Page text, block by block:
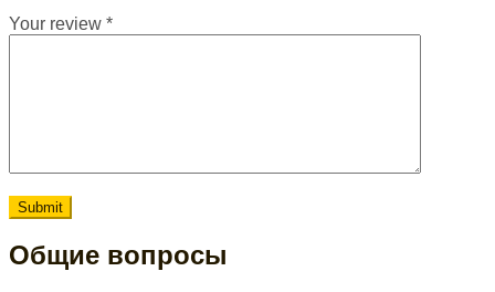
Your review *
Общие вопросы